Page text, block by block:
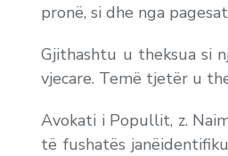
pronë, si dhe nga
Gjithashtu u theksua si
vjecare. Temë tjetër u
Avokati i Popullit, z.
të fushatës